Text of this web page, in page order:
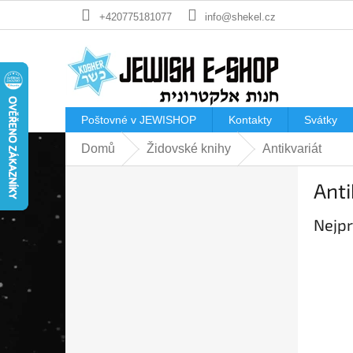
+420775181077 info@shekel.cz
Poštovné v JEWISHOP Kontakty Svátky
Domů Židovské knihy Antikvariát